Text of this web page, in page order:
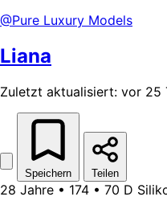
@Pure Luxury Models
Liana
Zuletzt aktualisiert: vor 25
Speichern Teilen
28 Jahre • 174 • 70 D